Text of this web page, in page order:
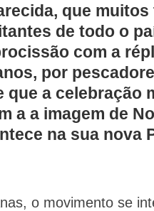
que
de todo o
com a
por
que a celebração
a a imagem de
na sua nova
o movimento se